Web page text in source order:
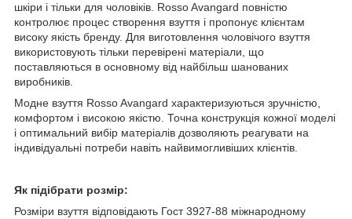
шкіри і тільки для чоловіків. Rosso Avangard повністю
контролює процес створення взуття і пропонує клієнтам
високу якість бренду. Для виготовлення чоловічого взуття
використовують тільки перевірені матеріали, що
поставляються в основному від найбільш шанованих
виробників.
Модне взуття Rosso Avangard характеризуються зручністю,
комфортом і високою якістю. Точна конструкція кожної моделі
і оптимальний вибір матеріалів дозволяють реагувати на
індивідуальні потреби навіть найвимогливіших клієнтів.
Як підібрати розмір:
Розміри взуття відповідають Гост 3927-88 міжнародному